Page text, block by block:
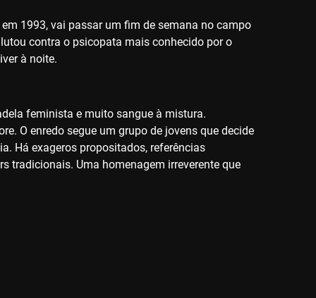
1993, vai passar um fim de semana no campo
contra o psicopata mais conhecido por o
à noite.
feminista e muito sangue à mistura.
O enredo segue um grupo de jovens que decide
Há exageros propositados, referências
tradicionais. Uma homenagem irreverente que